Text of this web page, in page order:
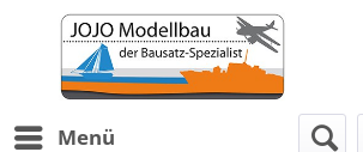
Menü